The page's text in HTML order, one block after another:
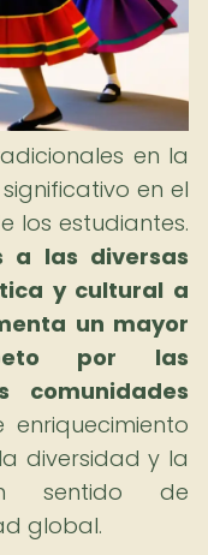
en la
en el
los estudiantes.
a las diversas
y cultural a
un mayor
por las
comunidades
enriquecimiento
diversidad y la
sentido de
global.